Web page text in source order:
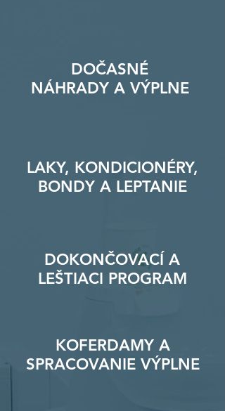
DOČASNÉ
NÁHRADY A VÝPLNE
LAKY, KONDICIONÉRY,
BONDY A LEPTANIE
DOKONČOVACÍ A
LEŠTIACI PROGRAM
KOFERDAMY A
SPRACOVANIE VÝPLNE